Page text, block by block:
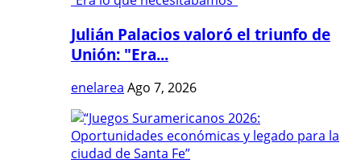
Julián Palacios valoró el triunfo de
Unión: "Era...
enelarea Ago 7, 2026